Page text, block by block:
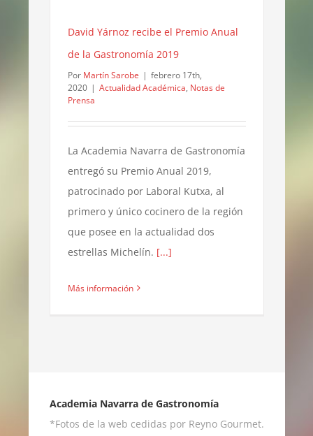
David Yárnoz recibe el Premio Anual
de la Gastronomía 2019
Por Martín Sarobe | febrero 17th,
2020 | Actualidad Académica, Notas de
Prensa
La Academia Navarra de Gastronomía
entregó su Premio Anual 2019,
patrocinado por Laboral Kutxa, al
primero y único cocinero de la región
que posee en la actualidad dos
estrellas Michelín. [...]
Más información
Academia Navarra de Gastronomía
*Fotos de la web cedidas por Reyno Gourmet.